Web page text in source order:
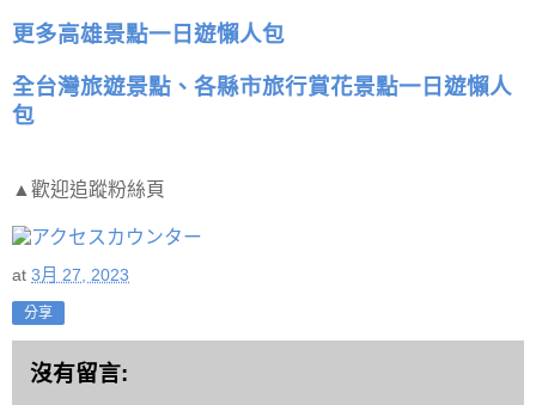
更多高雄景點一日遊懶人包
全台灣旅遊景點、各縣市旅行賞花景點一日遊懶人
包
▲歡迎追蹤粉絲頁
at 3月 27, 2023
分享
沒有留言: